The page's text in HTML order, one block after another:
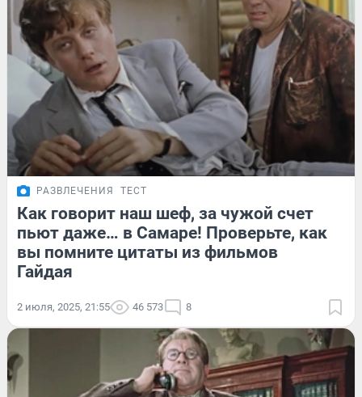
РАЗВЛЕЧЕНИЯ ТЕСТ
Как говорит наш шеф, за чужой счет
пьют даже… в Самаре! Проверьте, как
вы помните цитаты из фильмов
Гайдая
2 июля, 2025, 21:55 46 573 8